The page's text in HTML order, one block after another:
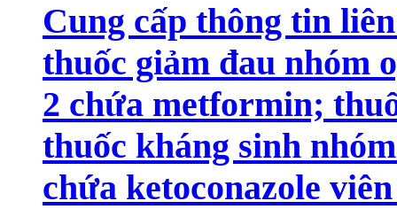
Cung cấp thông tin
thuốc giảm đau
2 chứa metformin;
thuốc kháng sinh
chứa ketoconazole